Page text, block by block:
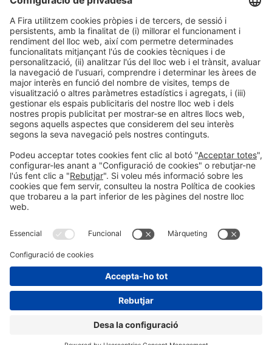
Inscripció.https://pimec.org/bizbarcelona-
2025#inscripci%C3%B3-networkings
Ponents
PONENT
Carles Martí Millan
Fundador
MT Artesanía en Formación
Organitzadors